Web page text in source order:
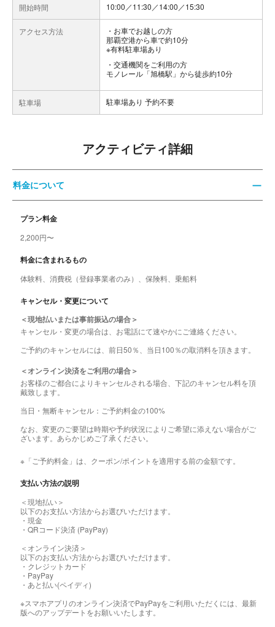
開始時間 10:00／11:30／14:00／15:30
アクセス方法
お車でお越しの方
那覇空港から車で約10分
※有料駐車場あり
交通機関をご利用の方
モノレール「旭橋駅」から徒歩約10分
駐車場 駐車場あり 予約不要
アクティビティ詳細
料金について
プラン料金
2,200円〜
料金に含まれるもの
体験料、消費税（登録事業者のみ）、保険料、乗船料
キャンセル・変更について
＜現地払いまたは事前振込の場合＞
キャンセル・変更の場合は、お電話にて速やかにご連絡ください。
ご予約のキャンセルには、前日50％、当日100％の取消料を頂きます。
＜オンライン決済をご利用の場合＞
お客様のご都合によりキャンセルされる場合、下記のキャンセル料を頂
戴致します。
当日・無断キャンセル：ご予約料金の100%
なお、変更のご要望は時期や予約状況によりご希望に添えない場合がご
ざいます。あらかじめご了承ください。
※「ご予約料金」は、クーポン/ポイントを適用する前の金額です。
支払い方法の説明
＜現地払い＞
以下のお支払い方法からお選びいただけます。
・現金
・QRコード決済 (PayPay)
＜オンライン決済＞
以下のお支払い方法からお選びいただけます。
・クレジットカード
・PayPay
・あと払い(ペイディ)
※スマホアプリのオンライン決済でPayPayをご利用いただくには、最新
版へのアップデートをお願いいたします。